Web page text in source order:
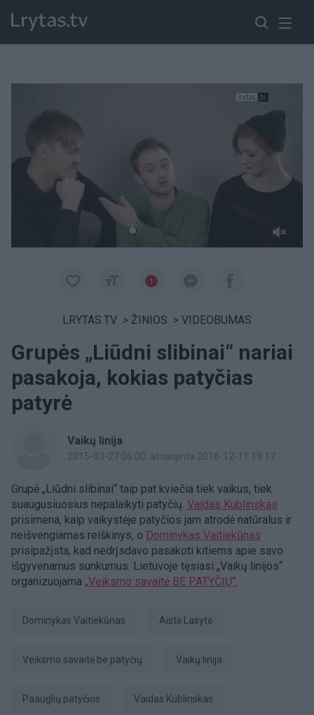
LRYTAS.TV > ŽINIOS > VIDEOBUMAS
Grupės „Liūdni slibinai“ nariai
pasakoja, kokias patyčias
patyrė
Vaikų linija
2015-03-27 06:00, atnaujinta 2016-12-11 19:17
Grupė „Liūdni slibinai“ taip pat kviečia tiek vaikus, tiek
suaugusiuosius nepalaikyti patyčių. Vaidas Kublinskas
prisimena, kaip vaikystėje patyčios jam atrodė natūralus ir
neišvengiamas reiškinys, o Dominykas Vaitiekūnas
prisipažįsta, kad nedrįsdavo pasakoti kitiems apie savo
išgyvenamus sunkumus. Lietuvoje tęsiasi „Vaikų linijos“
organizuojama „Veiksmo savaitė BE PATYČIŲ“.
Dominykas Vaitiekūnas Aistė Lasytė
veiksmo savaitė be patyčių Vaikų linija
paauglių patyčios Vaidas Kublinskas